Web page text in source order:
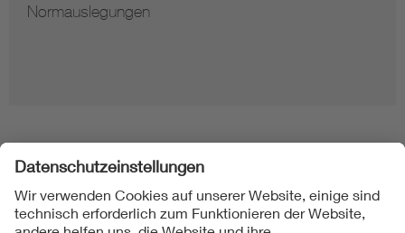
Normauslegungen
Folgen Sie uns